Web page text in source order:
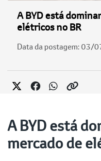
A BYD está
elétricos no BR
Data da postagem: 03/
A BYD está
mercado de